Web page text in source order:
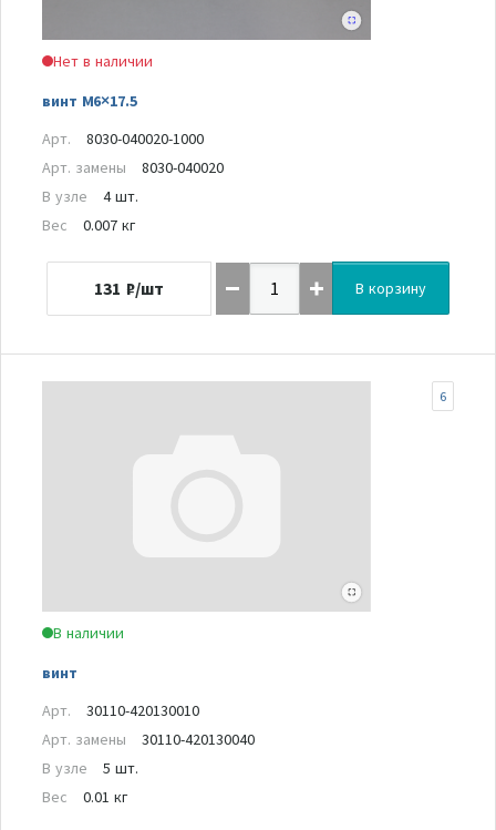
Нет в наличии
винт M6×17.5
Арт.
8030-040020-1000
Арт. замены
8030-040020
В узле
4 шт.
Вес
0.007 кг
131 ₽/шт В корзину
В наличии
винт
6
Арт.
30110-420130010
Арт. замены
30110-420130040
В узле
5 шт.
Вес
0.01 кг